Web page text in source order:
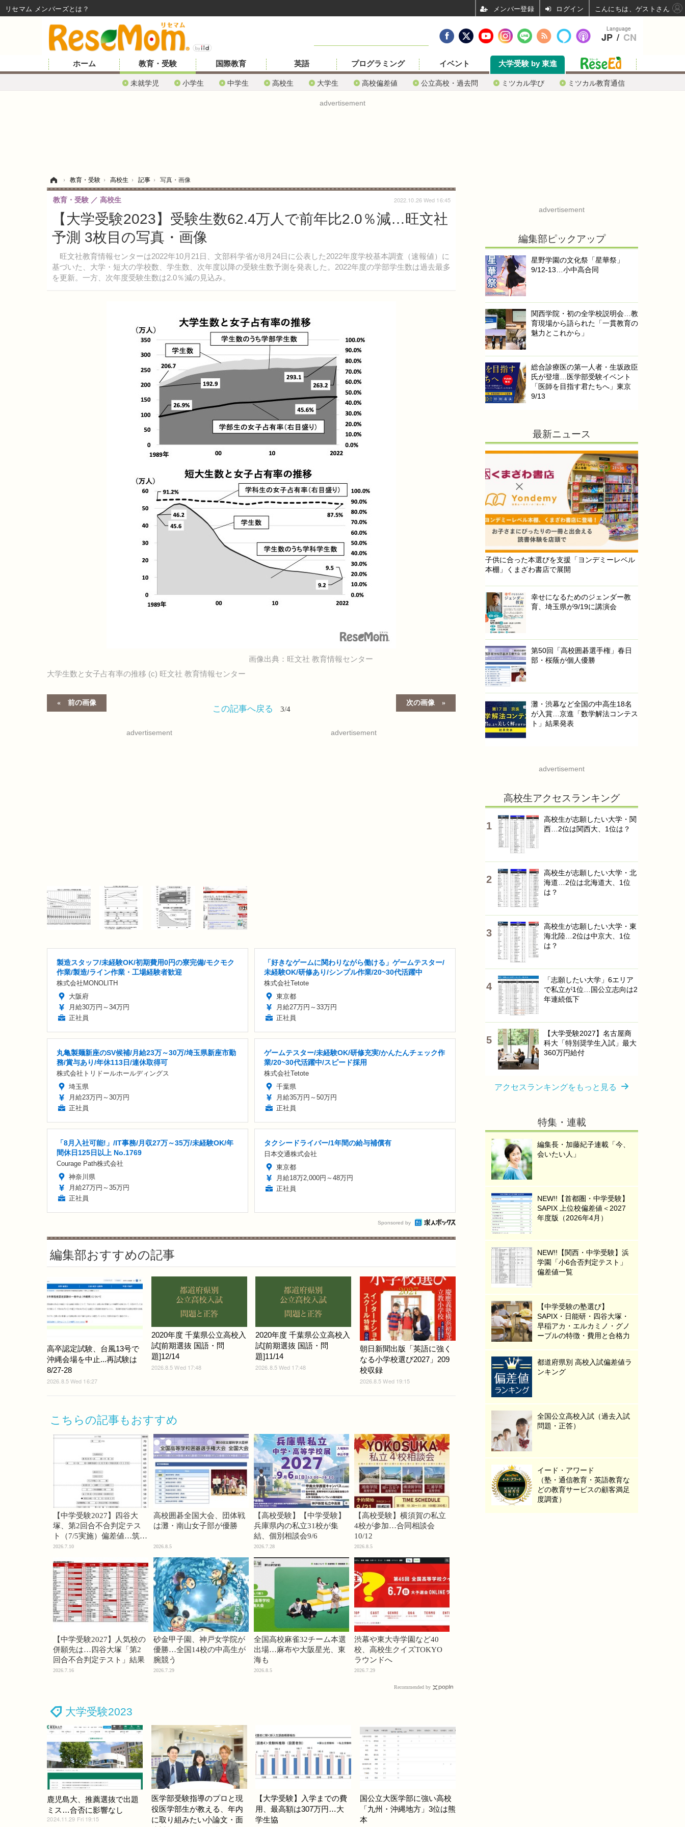
ホーム 教育・受験
未就学児 小学生 中学生 高校生 大学生 高校偏差値 公立高校・過去問 ミツカル学び ミツカル教育通信
国際教育 英語 プログラミング イベント 大学受験 by 東進
advertisement
› 教育・受験 › 高校生 › 記事 › 写真・画像
【大学受験2023】受験生数62.4万人で前年比2.0％減…旺文社
予測 3枚目の写真・画像
旺文社教育情報センターは2022年10月21日、文部科学省が8月24日に公表した2022年度学校基本調査（速報値）に
基づいた、大学・短大の学校数、学生数、次年度以降の受験生数予測を発表した。2022年度の学部学生数は過去最多
を更新。一方、次年度受験生数は2.0％減の見込み。
教育・受験 高校生 2022.10.26 Wed 16:45
画像出典：旺文社 教育情報センター
大学生数と女子占有率の推移 (c) 旺文社 教育情報センター
前の画像 次の画像
この記事へ戻る 3/4
advertisement advertisement
製造スタッフ/未経験OK/初期費用0円の寮完備/モクモク
作業/製造/ライン作業・工場経験者歓迎
株式会社MONOLITH
大阪府
月給30万円～34万円
正社員
「好きなゲームに関わりながら働ける」ゲームテスター/
未経験OK/研修あり/シンプル作業/20~30代活躍中
株式会社Tetote
東京都
月給27万円～33万円
正社員
丸亀製麺新座のSV候補/月給23万～30万/埼玉県新座市勤
務/賞与あり/年休113日/連休取得可
株式会社トリドールホールディングス
埼玉県
月給23万円～30万円
正社員
ゲームテスター/未経験OK/研修充実/かんたんチェック作
業/20~30代活躍中/スピード採用
株式会社Tetote
千葉県
月給35万円～50万円
正社員
「8月入社可能!」/IT事務/月収27万～35万/未経験OK/年
間休日125日以上 No.1769
Courage Path株式会社
神奈川県
月給27万円～35万円
正社員
タクシードライバー/1年間の給与補償有
日本交通株式会社
東京都
月給18万2,000円～48万円
正社員
Sponsored by
編集部おすすめの記事
高卒認定試験、台風13号で
沖縄会場を中止...再試験は
8/27-28
2026.8.5 Wed 16:27
2020年度 千葉県公立高校入
試[前期選抜 国語・問
題]12/14
2026.8.5 Wed 17:48
2020年度 千葉県公立高校入
試[前期選抜 国語・問
題]11/14
2026.8.5 Wed 17:48
朝日新聞出版「英語に強く
なる小学校選び2027」209
校収録
2026.8.5 Wed 19:15
こちらの記事もおすすめ
【中学受験2027】四谷大
塚、第2回合不合判定テス
ト（7/5実施）偏差値…筑駒
74・桜蔭70＜PR＞
2026.7.10
高校囲碁全国大会、団体戦
は灘・南山女子部が優勝
2026.8.5
【高校受験】【中学受験】
兵庫県内の私立31校が集
結、個別相談会9/6
2026.7.28
【高校受験】横須賀の私立
4校が参加…合同相談会
10/12
2026.8.5
【中学受験2027】人気校の
併願先は…四谷大塚「第2
回合不合判定テスト」結果
2026.7.16
砂金甲子園、神戸女学院が
優勝…全国14校の中高生が
腕競う
2026.7.29
全国高校麻雀32チーム本選
出場…麻布や大阪星光、東
海も
2026.8.5
渋幕や東大寺学園など40
校、高校生クイズTOKYO
ラウンドへ
2026.7.29
Recommended by
大学受験2023
鹿児島大、推薦選抜で出題
ミス…合否に影響なし
2024.11.29 Fri 19:15
医学部受験指導のプロと現
役医学部生が教える、年内
に取り組みたい小論文・面
【大学受験】入学までの費
用、最高額は307万円…大
学生協
国公立大医学部に強い高校
「九州・沖縄地方」3位は熊
本
advertisement
編集部ピックアップ
星野学園の文化祭「星華祭」
9/12-13…小中高合同
関西学院・初の全学校説明会…教
育現場から語られた「一貫教育の
魅力とこれから」
総合診療医の第一人者・生坂政臣
氏が登壇…医学部受験イベント
「医師を目指す君たちへ」東京
9/13
最新ニュース
子供に合った本選びを支援「ヨンデミーレベル
本棚」くまざわ書店で展開
幸せになるためのジェンダー教
育、埼玉県が9/19に講演会
第50回「高校囲碁選手権」春日
部・桜蔭が個人優勝
灘・渋幕など全国の中高生18名
が入賞…京進「数学解法コンテス
ト」結果発表
advertisement
高校生アクセスランキング
高校生が志願したい大学・関
西…2位は関西大、1位は？
高校生が志願したい大学・北
海道…2位は北海道大、1位
は？
高校生が志願したい大学・東
海北陸…2位は中京大、1位
は？
「志願したい大学」6エリア
で私立が1位…国公立志向は2
年連続低下
【大学受験2027】名古屋商
科大「特別奨学生入試」最大
360万円給付
アクセスランキングをもっと見る
特集・連載
編集長・加藤紀子連載「今、
会いたい人」
NEW!!【首都圏・中学受験】
SAPIX 上位校偏差値＜2027
年度版（2026年4月）
NEW!!【関西・中学受験】浜
学園「小6合否判定テスト」
偏差値一覧
【中学受験の塾選び】
SAPIX・日能研・四谷大塚・
早稲アカ・エルカミノ・グノ
ーブルの特徴・費用と合格力
都道府県別 高校入試偏差値ラ
ンキング
全国公立高校入試（過去入試
問題・正答）
イード・アワード
（塾・通信教育・英語教育な
どの教育サービスの顧客満足
度調査）
Language
JP / CN
リセマム メンバーズ ログイン こんにちは、ゲストさん